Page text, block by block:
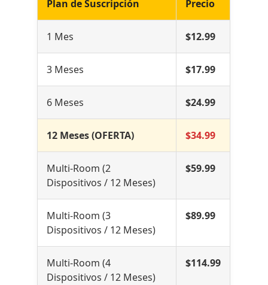
Plan de Suscripción Precio
1 Mes $12.99
3 Meses $17.99
6 Meses $24.99
12 Meses (OFERTA) $34.99
Multi-Room (2
Dispositivos / 12 Meses)
$59.99
Multi-Room (3
Dispositivos / 12 Meses)
$89.99
Multi-Room (4
Dispositivos / 12 Meses)
$114.99